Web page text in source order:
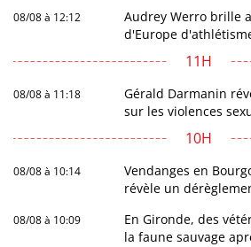
08/08 à 12:12
Audrey Werro brille
d'Europe
11H
08/08 à 11:18
Gérald Darmanin
sur les violences
10H
08/08 à 10:14
Vendanges en
révèle un
08/08 à 10:09
En Gironde, des
la faune sauvage